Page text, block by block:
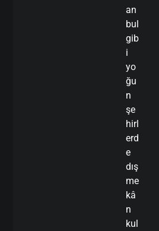
an
bul
gib
i
yo
ğu
n
şe
hirl
erd
e
dış
me
kâ
n
kul